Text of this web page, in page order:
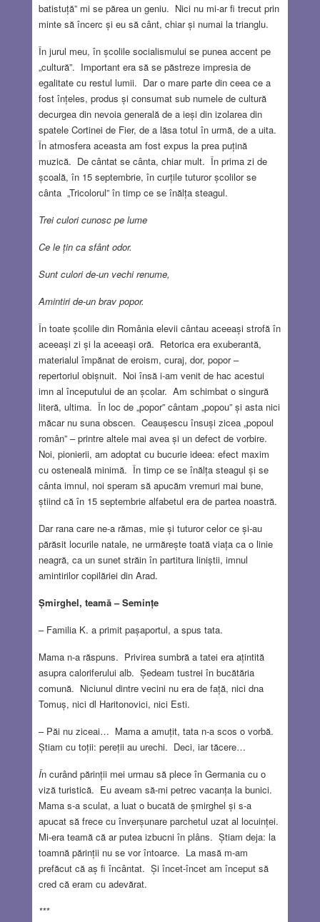
batistuță” mi se părea un geniu. Nici nu mi-ar fi trecut prin
minte să încerc și eu să cânt, chiar și numai la trianglu.
În jurul meu, în școlile socialismului se punea accent pe
„cultură”. Important era să se păstreze impresia de
egalitate cu restul lumii. Dar o mare parte din ceea ce a
fost înțeles, produs și consumat sub numele de cultură
decurgea din nevoia generală de a ieși din izolarea din
spatele Cortinei de Fier, de a lăsa totul în urmă, de a uita.
În atmosfera aceasta am fost expus la prea puțină
muzică. De cântat se cânta, chiar mult. În prima zi de
școală, în 15 septembrie, în curțile tuturor școlilor se
cânta „Tricolorul” în timp ce se înălța steagul.
Trei culori cunosc pe lume
Ce le țin ca sfânt odor.
Sunt culori de-un vechi renume,
Amintiri de-un brav popor.
În toate școlile din România elevii cântau aceeași strofă în
aceeași zi și la aceeași oră. Retorica era exuberantă,
materialul împănat de eroism, curaj, dor, popor –
repertoriul obișnuit. Noi însă i-am venit de hac acestui
imn al începutului de an școlar. Am schimbat o singură
literă, ultima. În loc de „popor” cântam „popou” și asta nici
măcar nu suna obscen. Ceaușescu însuși zicea „popoul
român” – printre altele mai avea și un defect de vorbire.
Noi, pionierii, am adoptat cu bucurie ideea: efect maxim
cu osteneală minimă. În timp ce se înălța steagul și se
cânta imnul, noi speram să apucăm vremuri mai bune,
știind că în 15 septembrie alfabetul era de partea noastră.
Dar rana care ne-a rămas, mie și tuturor celor ce și-au
părăsit locurile natale, ne urmărește toată viața ca o linie
neagră, ca un sunet străin în partitura liniștii, imnul
amintirilor copilăriei din Arad.
Șmirghel, teamă – Semințe
– Familia K. a primit pașaportul, a spus tata.
Mama n-a răspuns. Privirea sumbră a tatei era ațintită
asupra caloriferului alb. Ședeam tustrei în bucătăria
comună. Niciunul dintre vecini nu era de față, nici dna
Tomuș, nici dl Haritonovici, nici Esti.
– Păi nu ziceai… Mama a amuțit, tata n-a scos o vorbă.
Știam cu toții: pereții au urechi. Deci, iar tăcere…
În curând părinții mei urmau să plece în Germania cu o
viză turistică. Eu aveam să-mi petrec vacanța la bunici.
Mama s-a sculat, a luat o bucată de șmirghel și s-a
apucat să frece cu înverșunare parchetul uzat al locuinței.
Mi-era teamă că ar putea izbucni în plâns. Știam deja: la
toamnă părinții nu se vor întoarce. La masă m-am
prefăcut că aș fi încântat. Și încet-încet am început să
cred că eram cu adevărat.
***